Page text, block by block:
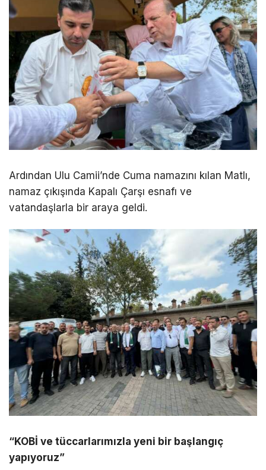
Ardından Ulu Camii’nde Cuma namazını kılan Matlı,
namaz çıkışında Kapalı Çarşı esnafı ve
vatandaşlarla bir araya geldi.
“KOBİ ve tüccarlarımızla yeni bir başlangıç
yapıyoruz”